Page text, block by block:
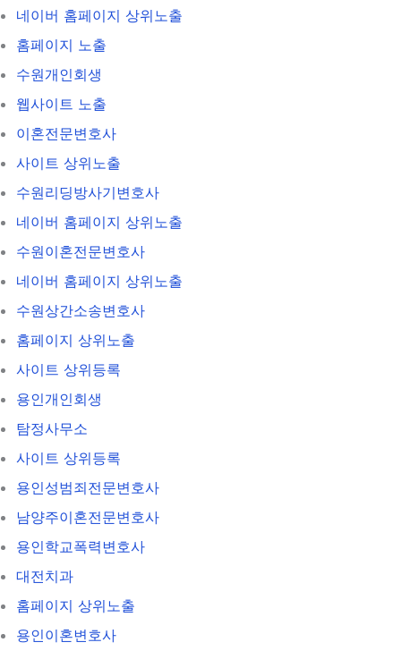
네이버 홈페이지 상위노출
홈페이지 노출
수원개인회생
웹사이트 노출
이혼전문변호사
사이트 상위노출
수원리딩방사기변호사
네이버 홈페이지 상위노출
수원이혼전문변호사
네이버 홈페이지 상위노출
수원상간소송변호사
홈페이지 상위노출
사이트 상위등록
용인개인회생
탐정사무소
사이트 상위등록
용인성범죄전문변호사
남양주이혼전문변호사
용인학교폭력변호사
대전치과
홈페이지 상위노출
용인이혼변호사